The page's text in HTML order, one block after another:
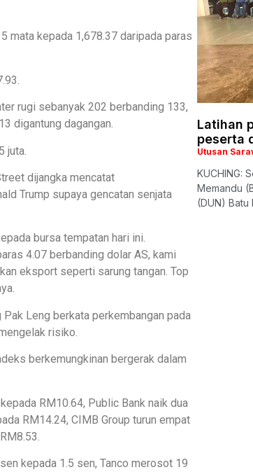
mata kepada 1,678.37 daripada paras
rugi sebanyak 202 berbanding 133,
digantung dagangan.
juta.
dijangka mencatat
Trump supaya gencatan senjata
bursa tempatan hari ini.
4.07 berbanding dolar AS, kami
eksport seperti sarung tangan. Top
Leng berkata perkembangan pada
risiko.
berkemungkinan bergerak dalam
RM10.64, Public Bank naik dua
RM14.24, CIMB Group turun empat
kepada 1.5 sen, Tanco merosot 19
Latihan
peserta
Utusan
KUCHING:
Memandu
(DUN) Batu